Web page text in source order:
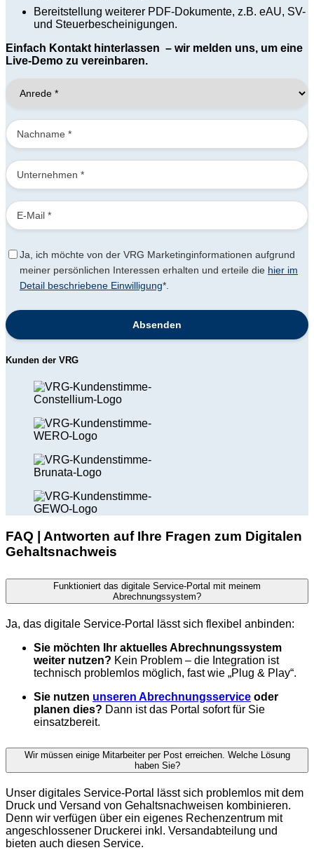
Bereitstellung weiterer PDF-Dokumente, z.B. eAU, SV-
und Steuerbescheinigungen.
Einfach Kontakt hinterlassen – wir melden uns, um eine
Live-Demo zu vereinbaren.
Ja, ich möchte von der VRG Marketinginformationen aufgrund
meiner persönlichen Interessen erhalten und erteile die hier im
Detail beschriebene Einwilligung*.
Absenden
Kunden der VRG
FAQ | Antworten auf Ihre Fragen zum Digitalen
Gehaltsnachweis
Funktioniert das digitale Service-Portal mit meinem
Abrechnungssystem?
Ja, das digitale Service-Portal lässt sich flexibel anbinden:
Sie möchten Ihr aktuelles Abrechnungssystem
weiter nutzen? Kein Problem – die Integration ist
technisch problemlos möglich, fast wie „Plug & Play“.
Sie nutzen unseren Abrechnungsservice oder
planen dies? Dann ist das Portal sofort für Sie
einsatzbereit.
Wir müssen einige Mitarbeiter per Post erreichen. Welche Lösung
haben Sie?
Unser digitales Service-Portal lässt sich problemlos mit dem
Druck und Versand von Gehaltsnachweisen kombinieren.
Denn wir verfügen über ein eigenes Rechenzentrum mit
angeschlossener Druckerei inkl. Versandabteilung und
bieten auch diesen Service.